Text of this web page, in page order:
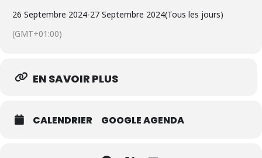
26 Septembre 2024-27 Septembre 2024(Tous les jours)
(GMT+01:00)
EN SAVOIR PLUS
CALENDRIER GOOGLE AGENDA